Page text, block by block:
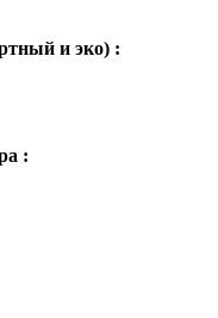
и эко) :
: